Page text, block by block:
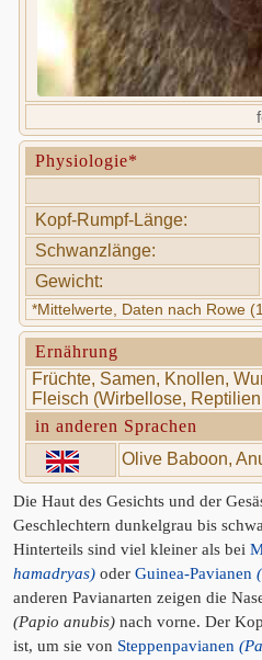
Physiologie*
Kopf-Rumpf-Länge:
Schwanzlänge:
Gewicht:
*Mittelwerte, Daten nach Rowe
Ernährung
Früchte, Samen, Knollen,
Fleisch (Wirbellose,
in anderen Sprachen
Olive Baboon,
Die Haut des Gesichts und der
Geschlechtern dunkelgrau bis
Hinterteils sind viel kleiner als bei
hamadryas) oder Guinea-Pavianen
anderen Pavianarten zeigen die
(Papio anubis) nach vorne. Der
ist, um sie von Steppenpavianen